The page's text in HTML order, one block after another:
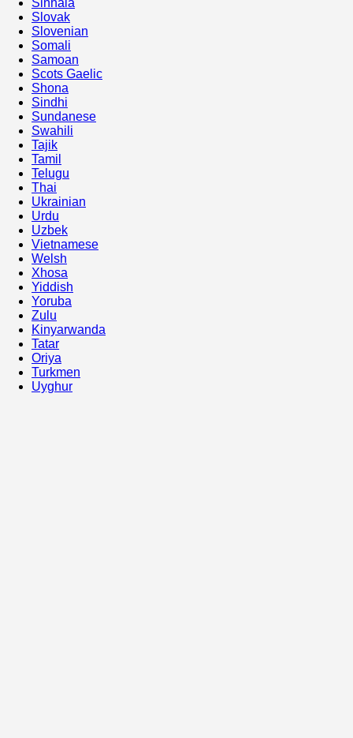
Sinhala
Slovak
Slovenian
Somali
Samoan
Scots Gaelic
Shona
Sindhi
Sundanese
Swahili
Tajik
Tamil
Telugu
Thai
Ukrainian
Urdu
Uzbek
Vietnamese
Welsh
Xhosa
Yiddish
Yoruba
Zulu
Kinyarwanda
Tatar
Oriya
Turkmen
Uyghur